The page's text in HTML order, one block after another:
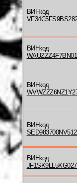
ВИНкод
ВИНкод
ВИНкод
ВИНкод
ВИНкод